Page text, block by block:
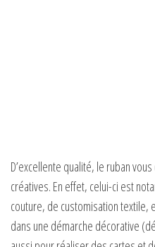
D’excellente qualité, le ruban
créatives. En effet, celui-ci est
couture, de customisation textile,
dans une démarche décorative